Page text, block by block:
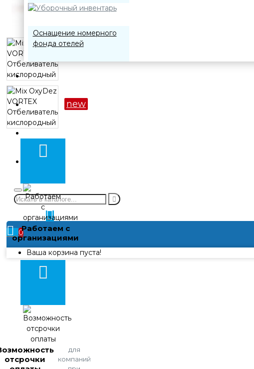
Оснащение номерного
фонда отелей
Дозирующие системы
для профессиональной
О компании
Акции new
кабинет
0
Ваша корзина пуста!
Работаем с
организациями
отсрочки
для
компаний